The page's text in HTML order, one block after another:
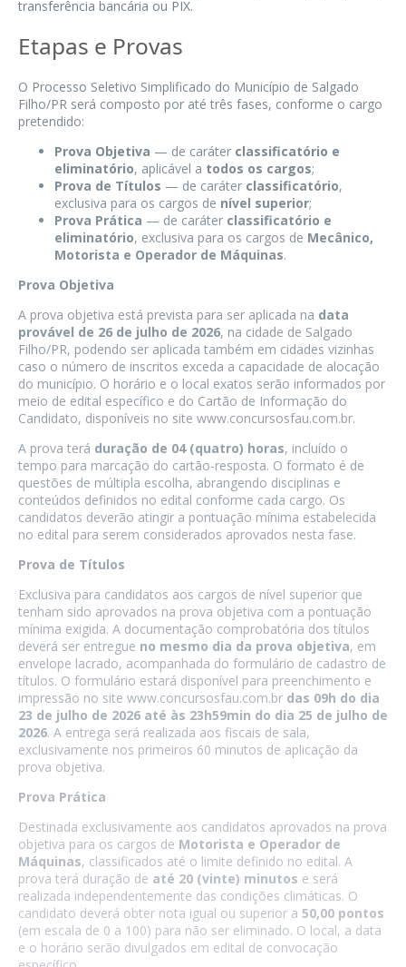
transferência bancária ou PIX.
Etapas e Provas
O Processo Seletivo Simplificado do Município de Salgado
Filho/PR será composto por até três fases, conforme o cargo
pretendido:
Prova Objetiva — de caráter classificatório e
eliminatório, aplicável a todos os cargos;
Prova de Títulos — de caráter classificatório,
exclusiva para os cargos de nível superior;
Prova Prática — de caráter classificatório e
eliminatório, exclusiva para os cargos de Mecânico,
Motorista e Operador de Máquinas.
Prova Objetiva
A prova objetiva está prevista para ser aplicada na data
provável de 26 de julho de 2026, na cidade de Salgado
Filho/PR, podendo ser aplicada também em cidades vizinhas
caso o número de inscritos exceda a capacidade de alocação
do município. O horário e o local exatos serão informados por
meio de edital específico e do Cartão de Informação do
Candidato, disponíveis no site www.concursosfau.com.br.
A prova terá duração de 04 (quatro) horas, incluído o
tempo para marcação do cartão-resposta. O formato é de
questões de múltipla escolha, abrangendo disciplinas e
conteúdos definidos no edital conforme cada cargo. Os
candidatos deverão atingir a pontuação mínima estabelecida
no edital para serem considerados aprovados nesta fase.
Prova de Títulos
Exclusiva para candidatos aos cargos de nível superior que
tenham sido aprovados na prova objetiva com a pontuação
mínima exigida. A documentação comprobatória dos títulos
deverá ser entregue no mesmo dia da prova objetiva, em
envelope lacrado, acompanhada do formulário de cadastro de
títulos. O formulário estará disponível para preenchimento e
impressão no site www.concursosfau.com.br das 09h do dia
23 de julho de 2026 até às 23h59min do dia 25 de julho de
2026. A entrega será realizada aos fiscais de sala,
exclusivamente nos primeiros 60 minutos de aplicação da
prova objetiva.
Prova Prática
Destinada exclusivamente aos candidatos aprovados na prova
objetiva para os cargos de Motorista e Operador de
Máquinas, classificados até o limite definido no edital. A
prova terá duração de até 20 (vinte) minutos e será
realizada independentemente das condições climáticas. O
candidato deverá obter nota igual ou superior a 50,00 pontos
(em escala de 0 a 100) para não ser eliminado. O local, a data
e o horário serão divulgados em edital de convocação